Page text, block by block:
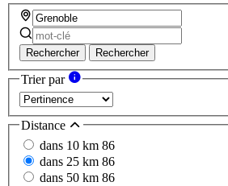
Rechercher Rechercher
Trier par
Distance
dans 10 km 86
dans 25 km 86
dans 50 km 86